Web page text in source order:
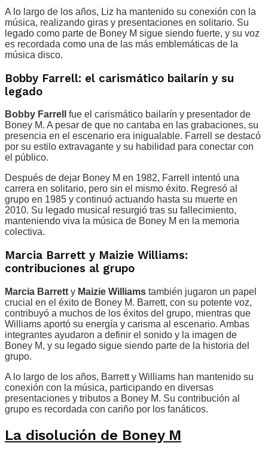
A lo largo de los años, Liz ha mantenido su conexión con la
música, realizando giras y presentaciones en solitario. Su
legado como parte de Boney M sigue siendo fuerte, y su voz
es recordada como una de las más emblemáticas de la
música disco.
Bobby Farrell: el carismático bailarín y su
legado
Bobby Farrell
fue el carismático bailarín y presentador de
Boney M. A pesar de que no cantaba en las grabaciones, su
presencia en el escenario era inigualable. Farrell se destacó
por su estilo extravagante y su habilidad para conectar con
el público.
Después de dejar Boney M en 1982, Farrell intentó una
carrera en solitario, pero sin el mismo éxito. Regresó al
grupo en 1985 y continuó actuando hasta su muerte en
2010. Su legado musical resurgió tras su fallecimiento,
manteniendo viva la música de Boney M en la memoria
colectiva.
Marcia Barrett y Maizie Williams:
contribuciones al grupo
Marcia Barrett y Maizie Williams también jugaron un papel
crucial en el éxito de Boney M. Barrett, con su potente voz,
contribuyó a muchos de los éxitos del grupo, mientras que
Williams aportó su energía y carisma al escenario. Ambas
integrantes ayudaron a definir el sonido y la imagen de
Boney M, y su legado sigue siendo parte de la historia del
grupo.
A lo largo de los años, Barrett y Williams han mantenido su
conexión con la música, participando en diversas
presentaciones y tributos a Boney M. Su contribución al
grupo es recordada con cariño por los fanáticos.
La disolución de Boney M